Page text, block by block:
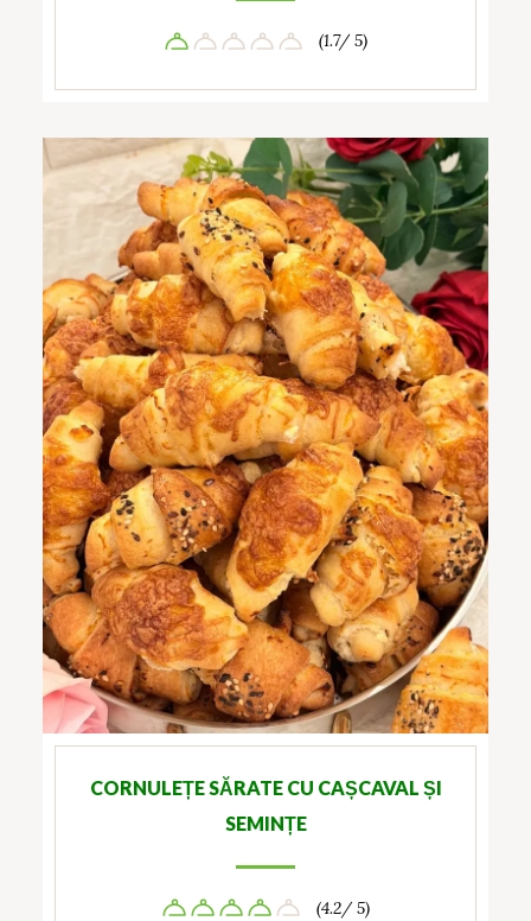
(1.7/ 5)
CORNULEȚE SĂRATE CU CAȘCAVAL ȘI
SEMINȚE
(4.2/ 5)